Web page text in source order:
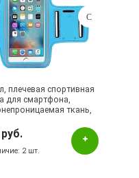
плечевая спортивная
для смартфона,
ткань,
2 шт.